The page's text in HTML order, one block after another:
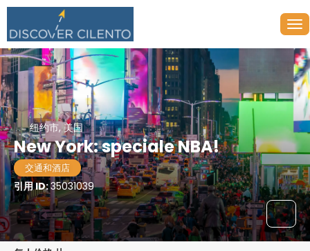
纽约市, 美国
New York: speciale NBA!
交通和酒店
引用 ID:35031039